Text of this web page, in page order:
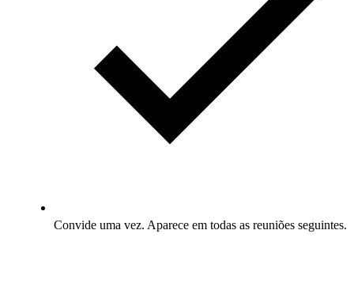
Convide uma vez. Aparece em todas as reuniões seguintes.